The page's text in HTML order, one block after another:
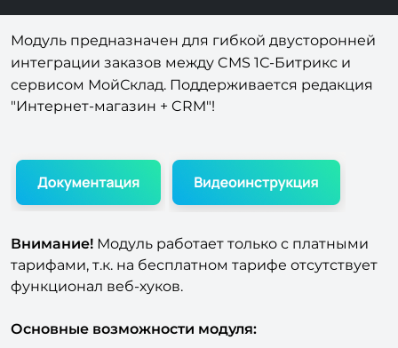
Модуль предназначен для гибкой двусторонней
интеграции заказовмежду CMS 1С-Битрикс и
сервисом МойСклад . Поддерживается редакция
Внимание!
Модуль работает только с платными
тарифами, т.к. на бесплатном тарифе отсутствует